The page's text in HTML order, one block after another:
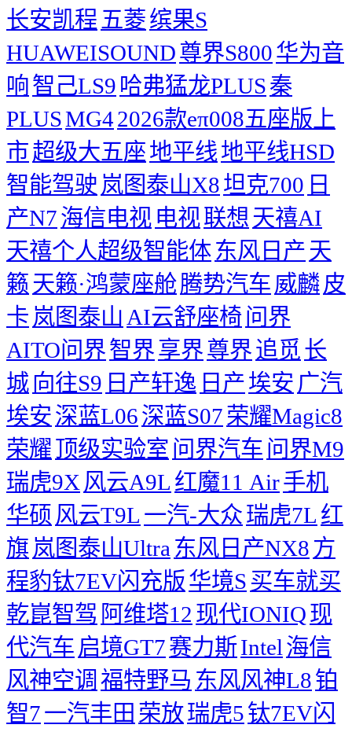
长安凯程 五菱缤果S
HUAWEISOUND尊界S800华为音
响智己LS9 哈弗猛龙PLUS秦
PLUSMG42026款eπ008五座版上
市超级大五座地平线地平线HSD
智能驾驶 岚图泰山X8坦克700 日
产N7海信电视 电视联想 天禧AI
天禧个人超级智能体东风日产 天
籁 天籁·鸿蒙座舱腾势汽车 威麟皮
卡 岚图泰山 AI云舒座椅问界
AITO问界智界享界尊界追觅长
城向往S9 日产轩逸 日产埃安 广汽
埃安深蓝L06深蓝S07荣耀Magic8
荣耀顶级实验室 问界汽车 问界M9
瑞虎9X 风云A9L 红魔11 Air手机
华硕 风云T9L 一汽-大众瑞虎7L 红
旗 岚图泰山Ultra 东风日产NX8 方
程豹钛7EV闪充版华境S 买车就买
乾崑智驾 阿维塔12 现代IONIQ现
代汽车 启境GT7赛力斯Intel 海信
风神空调 福特野马 东风风神L8铂
智7一汽丰田 荣放瑞虎5钛7EV闪